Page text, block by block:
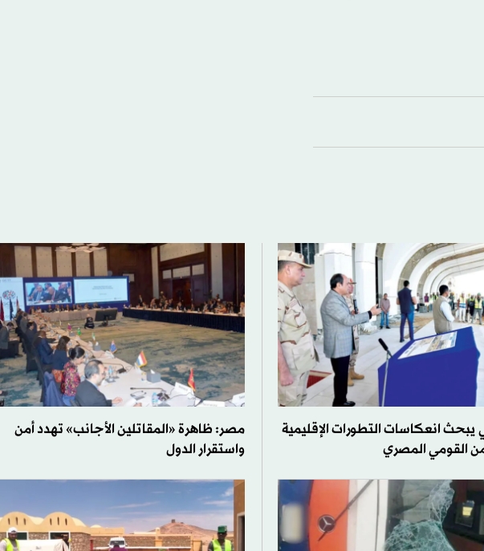
انعكاسات التطورات الإقليمية
القومي المصري
مصر: ظاهرة «المقاتلين الأجانب» تهدد أمن
واستقرار الدول